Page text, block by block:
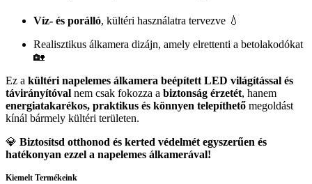
Víz- és porálló, kültéri használatra tervezve 💧
Realisztikus álkamera dizájn, amely elrettenti a betolakodókat
🏡
Ez a kültéri napelemes álkamera beépített LED világítással és
távirányítóval nem csak fokozza a biztonság érzetét, hanem
energiatakarékos, praktikus és könnyen telepíthető megoldást
kínál bármely kültéri területen.
💎 Biztosítsd otthonod és kerted védelmét egyszerűen és
hatékonyan ezzel a napelemes álkamerával!
Kiemelt Termékeink